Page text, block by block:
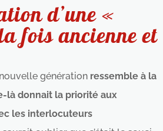
d’une «
fois ancienne et
génération ressemble à la
là donnait la priorité aux
les interlocuteurs